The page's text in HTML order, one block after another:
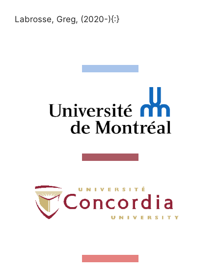
Labrosse, Greg, (2020-){:}